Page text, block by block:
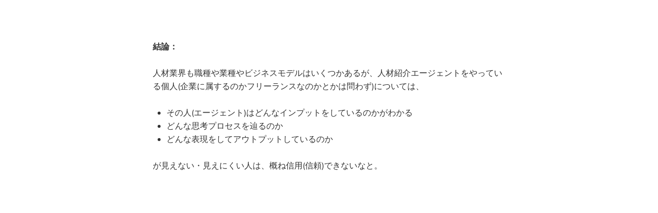
結論：
人材業界も職種や業種やビジネスモデルはいくつかあるが、人材紹介エージェントをやってい
る個人(企業に属するのかフリーランスなのかとかは問わず)については、
その人(エージェント)はどんなインプットをしているのかがわかる
どんな思考プロセスを辿るのか
どんな表現をしてアウトプットしているのか
が見えない・見えにくい人は、概ね信用(信頼)できないなと。